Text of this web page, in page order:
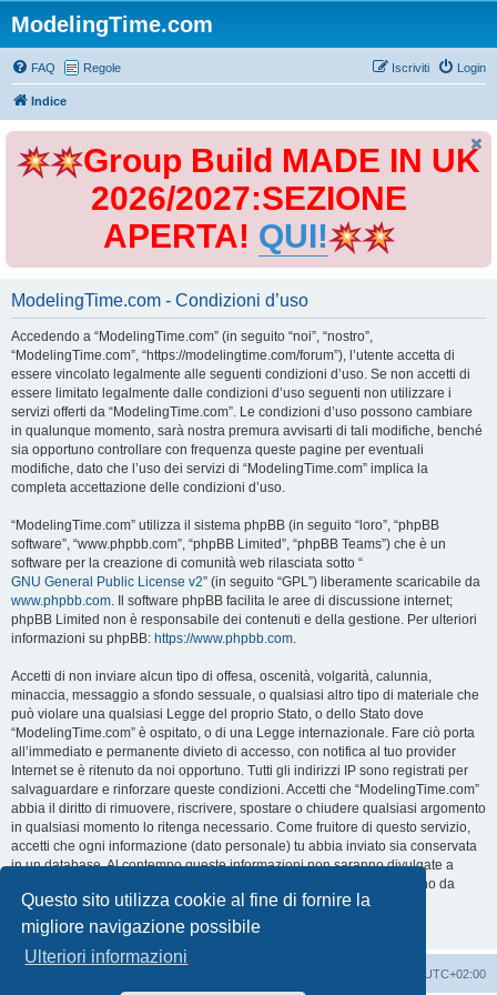
Questo sito utilizza cookie al fine di fornire la
migliore navigazione possibile
Ulteriori informazioni
ModelingTime.com
FAQ Regole Login
Iscriviti
Indice
Group Build MADE IN UK
2026/2027:SEZIONE
APERTA! QUI!
ModelingTime.com - Condizioni d’uso
Accedendo a “ModelingTime.com” (in seguito “noi”, “nostro”,
“ModelingTime.com”, “https://modelingtime.com/forum”), l’utente accetta di
essere vincolato legalmente alle seguenti condizioni d’uso. Se non accetti di
essere limitato legalmente dalle condizioni d’uso seguenti non utilizzare i
servizi offerti da “ModelingTime.com”. Le condizioni d’uso possono cambiare
in qualunque momento, sarà nostra premura avvisarti di tali modifiche, benché
sia opportuno controllare con frequenza queste pagine per eventuali
modifiche, dato che l’uso dei servizi di “ModelingTime.com” implica la
completa accettazione delle condizioni d’uso.
“ModelingTime.com” utilizza il sistema phpBB (in seguito “loro”, “phpBB
software”, “www.phpbb.com”, “phpBB Limited”, “phpBB Teams”) che è un
software per la creazione di comunità web rilasciata sotto “
GNU General Public License v2” (in seguito “GPL”) liberamente scaricabile da
www.phpbb.com. Il software phpBB facilita le aree di discussione internet;
phpBB Limited non è responsabile dei contenuti e della gestione. Per ulteriori
informazioni su phpBB: https://www.phpbb.com.
Accetti di non inviare alcun tipo di offesa, oscenità, volgarità, calunnia,
minaccia, messaggio a sfondo sessuale, o qualsiasi altro tipo di materiale che
può violare una qualsiasi Legge del proprio Stato, o dello Stato dove
“ModelingTime.com” è ospitato, o di una Legge internazionale. Fare ciò porta
all’immediato e permanente divieto di accesso, con notifica al tuo provider
Internet se è ritenuto da noi opportuno. Tutti gli indirizzi IP sono registrati per
salvaguardare e rinforzare queste condizioni. Accetti che “ModelingTime.com”
abbia il diritto di rimuovere, riscrivere, spostare o chiudere qualsiasi argomento
in qualsiasi momento lo ritenga necessario. Come fruitore di questo servizio,
accetti che ogni informazione (dato personale) tu abbia inviato sia conservata
in un database. Al contempo queste informazioni non saranno divulgate a
nessuno senza il tuo consenso, né “ModelingTime.com” o phpBB sono da
ritenersi responsabili per qualsiasi violazione al sistema che possa
compromettere queste informazioni.
UTC+02:00